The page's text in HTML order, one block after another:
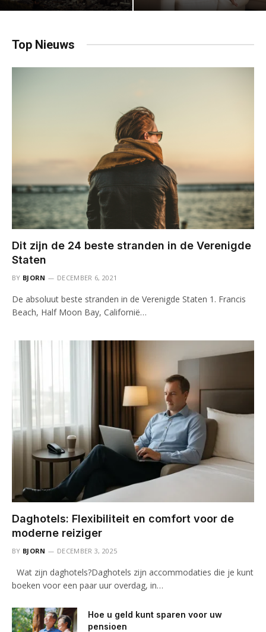
Top Nieuws
Dit zijn de 24 beste stranden in de Verenigde
Staten
BY BJORN DECEMBER 6, 2021
De absoluut beste stranden in de Verenigde Staten 1. Francis
Beach, Half Moon Bay, Californië…
Daghotels: Flexibiliteit en comfort voor de
moderne reiziger
BY BJORN DECEMBER 3, 2025
Wat zijn daghotels?Daghotels zijn accommodaties die je kunt
boeken voor een paar uur overdag, in…
Hoe u geld kunt sparen voor uw
pensioen